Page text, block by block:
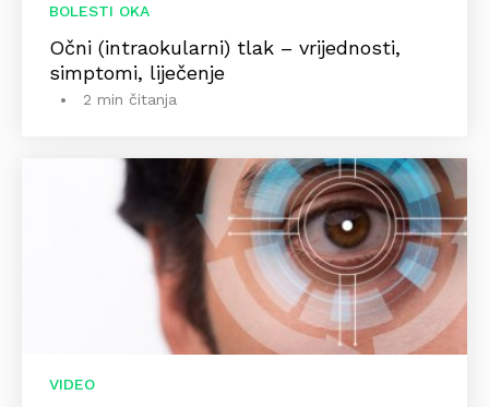
BOLESTI OKA
Očni (intraokularni) tlak – vrijednosti,
simptomi, liječenje
2 min čitanja
VIDEO